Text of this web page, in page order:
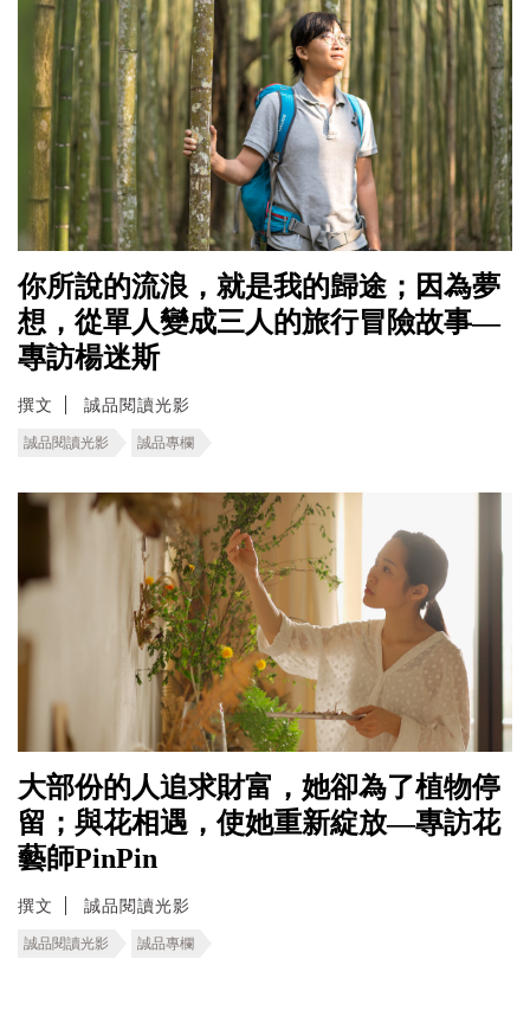
你所說的流浪，就是我的歸途；因為夢
想，從單人變成三人的旅行冒險故事—
專訪楊迷斯
撰文 誠品閱讀光影
誠品閱讀光影 誠品專欄
大部份的人追求財富，她卻為了植物停
留；與花相遇，使她重新綻放—專訪花
藝師PinPin
撰文 誠品閱讀光影
誠品閱讀光影 誠品專欄